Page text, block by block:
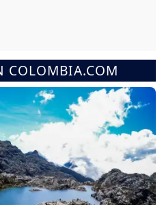
COLOMBIA.COM